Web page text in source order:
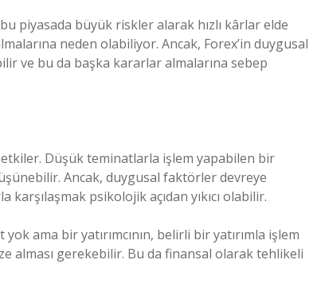
piyasada büyük riskler alarak hızlı kârlar elde
neden olabiliyor. Ancak, Forex’in duygusal
ve bu da başka kararlar almalarına sebep
etkiler. Düşük teminatlarla işlem yapabilen bir
Ancak, duygusal faktörler devreye
psikolojik açıdan yıkıcı olabilir.
ama bir yatırımcının, belirli bir yatırımla işlem
alması gerekebilir. Bu da finansal olarak tehlikeli